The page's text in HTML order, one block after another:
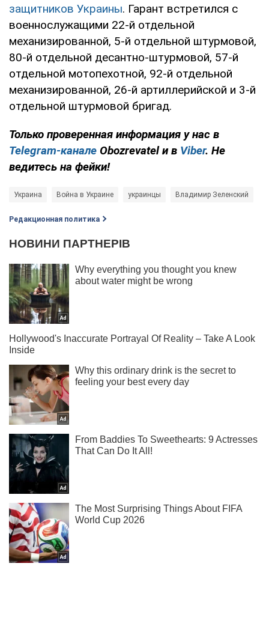
защитников Украины. Гарант встретился с
военнослужащими 22-й отдельной
механизированной, 5-й отдельной штурмовой,
80-й отдельной десантно-штурмовой, 57-й
отдельной мотопехотной, 92-й отдельной
механизированной, 26-й артиллерийской и 3-й
отдельной штурмовой бригад.
Только проверенная информация у нас в
Telegram-канале Obozrevatel и в Viber. Не
ведитесь на фейки!
Украина Война в Украине украинцы Владимир Зеленский
Редакционная политика